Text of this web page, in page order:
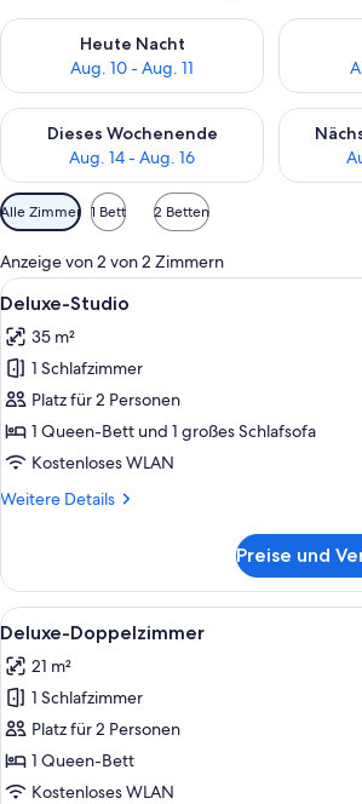
Heute Nacht
Aug. 10 - Aug. 11
Überprüfe die Verfügbarkeit für heute
Dieses Wochenende
Aug. 14 - Aug. 16
Überprüfe die Verfügbarkeit für dieses
Verfügbare
Filter
für
Zimmer
Alle Zimmer 1 Bett 2 Betten
Anzeige von 2 von 2 Zimmern
Alle
Fotos
für
Deluxe-
Studio
anzeigen
Deluxe-
4
Deluxe-Studio
35 m²
1 Schlafzimmer
Platz für 2 Personen
1 Queen-Bett und 1 großes Schlafsofa
Kostenloses WLAN
Weitere Details
Weitere
Studio
Preise und
Alle
Fotos
für
Deluxe-
Doppelzimmer
anzeigen
Deluxe-
5
Deluxe-Doppelzimmer
21 m²
1 Schlafzimmer
Platz für 2 Personen
1 Queen-Bett
Kostenloses WLAN